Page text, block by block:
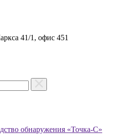
41/1, офис 451
обнаружения «Точка-С»